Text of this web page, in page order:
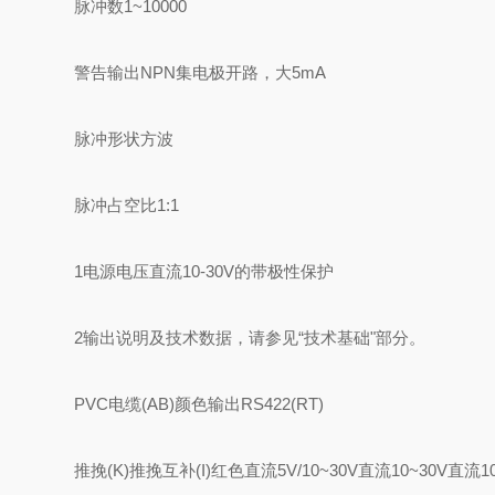
脉冲数1~10000
警告输出NPN集电极开路，大5mA
脉冲形状方波
脉冲占空比1:1
1电源电压直流10-30V的带极性保护
2输出说明及技术数据，请参见“技术基础"部分。
PVC电缆(AB)颜色输出RS422(RT)
推挽(K)推挽互补(I)红色直流5V/10~30V直流10~30V直流